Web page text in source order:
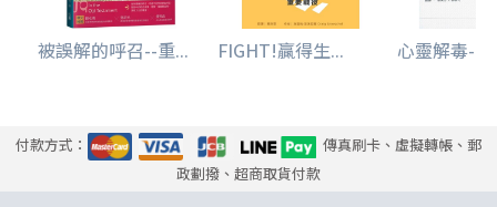
被誤解的呼召--重... FIGHT!贏得生... 心靈解毒--
付款方式：
傳真刷卡、虛擬轉帳、郵
政劃撥、超商取貨付款